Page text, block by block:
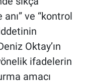
anı” ve “kontrol
Oktay’ın
ifadelerin
amacı